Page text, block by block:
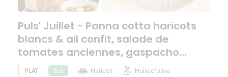
Puls' Juillet - Panna cotta haricots
blancs & ail confit, salade de
tomates anciennes, gaspacho…
PLAT Eté Haricot Huile d'olive